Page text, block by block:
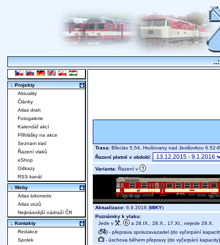
Trasa: Břeclav 5.54, Hrušovany nad Jevišovkou
Řazení platné v období:
Varianta: Řazení v
Aktualizace: 6.9.2016 (MIKY)
Poznámky k vlaku:
Jede v
a 28.IX., 28.X., 17.XI., nejede 29.X.
- přeprava spoluzavazadel (do vyčerpání
- úschova během přepravy (do vyčerpání kapacity)
:. Projekty
Aktuality
Články
Atlas drah
Fotogalerie
Kalendář akcí
Přihlášky na akce
Seznam tratí
Řazení vlaků
eShop
Odkazy
RSS kanál
:. Weby
Atlas lokomotiv
Atlas vozů
Nejkrásnější nádraží ČR
:. Kontakty
Redakce
Spolek